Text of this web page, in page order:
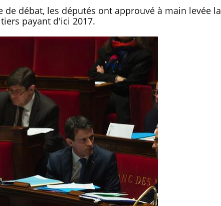
débat, les députés ont approuvé à main levée la
payant d'ici 2017.
Cytomégalovirus : ce qui
change dans la prise en
charge des femmes
enceintes
La sieste empêche-t-elle
de dormir la nuit ?